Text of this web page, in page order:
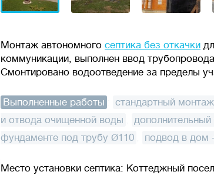
Монтаж автономногосептика без откачки
коммуникации, выполнен ввод
Смонтировано водоотведение за пределы
Выполненные работы стандартный монтаж
и отвода очищенной воды
фундаменте под трубу Ø110
подвод в дом
Место установки септика: Коттеджный